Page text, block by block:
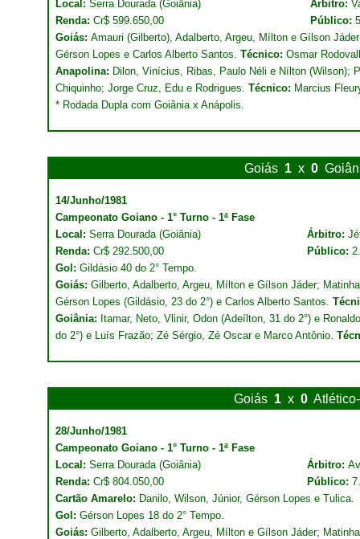
Local: Serra Dourada (Goiânia) Árbitro:
Renda: Cr$ 599.650,00 Público:
Goiás: Amauri (Gilberto), Adalberto, Argeu, Mílton e Gílson
Gérson Lopes e Carlos Alberto Santos. Técnico: Osmar
Anapolina: Dilon, Vinícius, Ribas, Paulo Néli e Nílton (Wilson);
Chiquinho; Jorge Cruz, Edu e Rodrigues. Técnico: Marcius
* Rodada Dupla com Goiânia x Anápolis.
Goiás 1 x 0
14/Junho/1981
Campeonato Goiano - 1° Turno - 1ª Fase
Local: Serra Dourada (Goiânia) Árbitro:
Renda: Cr$ 292.500,00 Público:
Gol: Gildásio 40 do 2° Tempo.
Goiás: Gilberto, Adalberto, Argeu, Mílton e Gílson Jáder;
Gérson Lopes (Gildásio, 23 do 2°) e Carlos Alberto Santos.
Goiânia: Itamar, Neto, Vlinir, Odon (Adeílton, 31 do 2°) e
do 2°) e Luís Frazão; Zé Sérgio, Zé Oscar e Marco Antônio.
Goiás 1 x 0
28/Junho/1981
Campeonato Goiano - 1° Turno - 1ª Fase
Local: Serra Dourada (Goiânia) Árbitro:
Renda: Cr$ 804.050,00 Público:
Cartão Amarelo: Danilo, Wilson, Júnior, Gérson Lopes e Tulica.
Gol: Gérson Lopes 18 do 2° Tempo.
Goiás: Gilberto, Adalberto, Argeu, Mílton e Gílson Jáder;